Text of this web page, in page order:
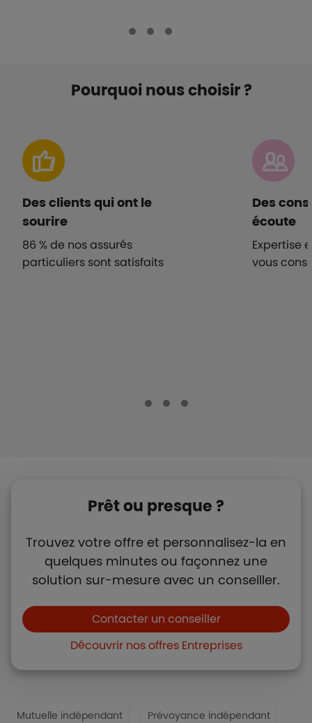
Pourquoi nous choisir ?
Des clients qui ont le
sourire
86 % de nos assurés
particuliers sont satisfaits
Des
écoute
Expertise
vous
Prêt ou presque ?
Trouvez votre offre et personnalisez-la en
quelques minutes ou façonnez une
solution sur-mesure avec un conseiller.
Boutons et liensContacter un conseiller
Découvrir nos offres Entreprises
Mutuelle indépendant Prévoyance indépendant